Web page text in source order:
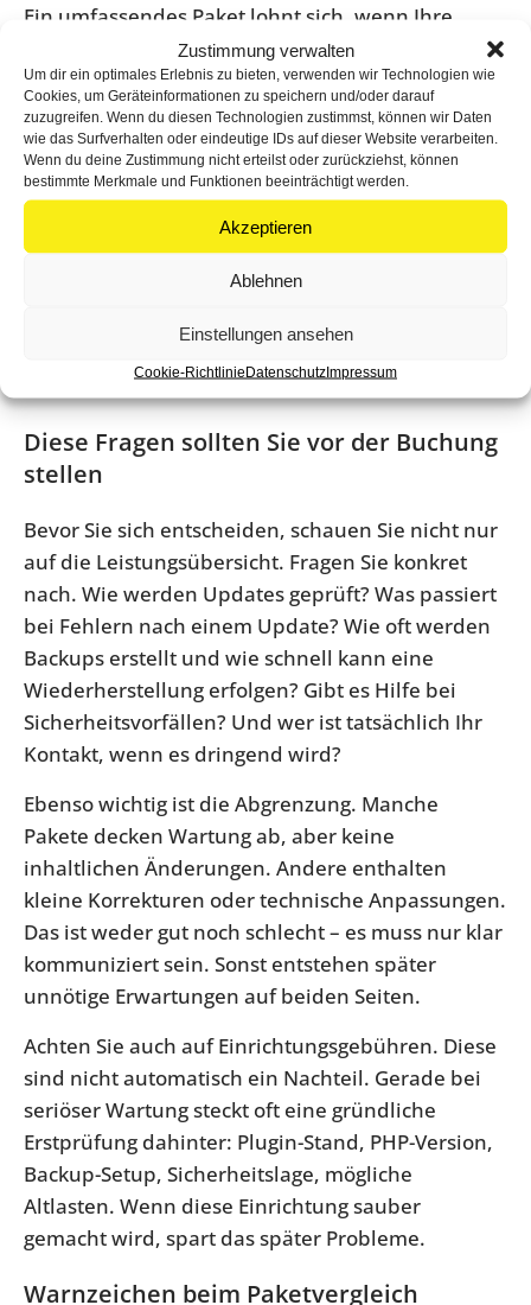
Zustimmung verwalten
Um dir ein optimales Erlebnis zu bieten, verwenden wir Technologien wie
Cookies, um Geräteinformationen zu speichern und/oder darauf
zuzugreifen. Wenn du diesen Technologien zustimmst, können wir Daten
wie das Surfverhalten oder eindeutige IDs auf dieser Website verarbeiten.
Wenn du deine Zustimmung nicht erteilst oder zurückziehst, können
bestimmte Merkmale und Funktionen beeinträchtigt werden.
Akzeptieren
Ablehnen
Einstellungen ansehen
Cookie-RichtlinieDatenschutzImpressum
Ein umfassendes Paket lohnt sich, wenn Ihre
Website direkt Umsatz beeinflusst oder technisch
komplexer ist. Dazu gehören Buchungstools,
Lernplattformen, Membership-Systeme,
mehrsprachige Auftritte oder individuell
angepasste Funktionen. In solchen Fällen ist die
Wartung nicht nur Schutzmaßnahme, sondern
Teil Ihres laufenden Geschäftsbetriebs.
Es gibt also kein pauschal bestes Paket. Das
richtige Niveau hängt davon ab, wie kritisch Ihre
Diese Fragen sollten Sie vor der Buchung
stellen
Bevor Sie sich entscheiden, schauen Sie nicht nur
auf die Leistungsübersicht. Fragen Sie konkret
nach. Wie werden Updates geprüft? Was passiert
bei Fehlern nach einem Update? Wie oft werden
Backups erstellt und wie schnell kann eine
Wiederherstellung erfolgen? Gibt es Hilfe bei
Sicherheitsvorfällen? Und wer ist tatsächlich Ihr
Kontakt, wenn es dringend wird?
Ebenso wichtig ist die Abgrenzung. Manche
Pakete decken Wartung ab, aber keine
inhaltlichen Änderungen. Andere enthalten
kleine Korrekturen oder technische Anpassungen.
Das ist weder gut noch schlecht – es muss nur klar
kommuniziert sein. Sonst entstehen später
unnötige Erwartungen auf beiden Seiten.
Achten Sie auch auf Einrichtungsgebühren. Diese
sind nicht automatisch ein Nachteil. Gerade bei
seriöser Wartung steckt oft eine gründliche
Erstprüfung dahinter: Plugin-Stand, PHP-Version,
Backup-Setup, Sicherheitslage, mögliche
Altlasten. Wenn diese Einrichtung sauber
gemacht wird, spart das später Probleme.
Warnzeichen beim Paketvergleich